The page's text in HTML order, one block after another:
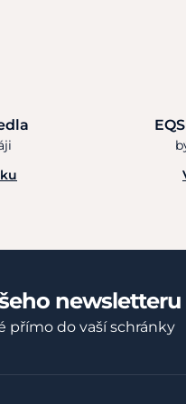
newsletteru
přímo do vaší schránky